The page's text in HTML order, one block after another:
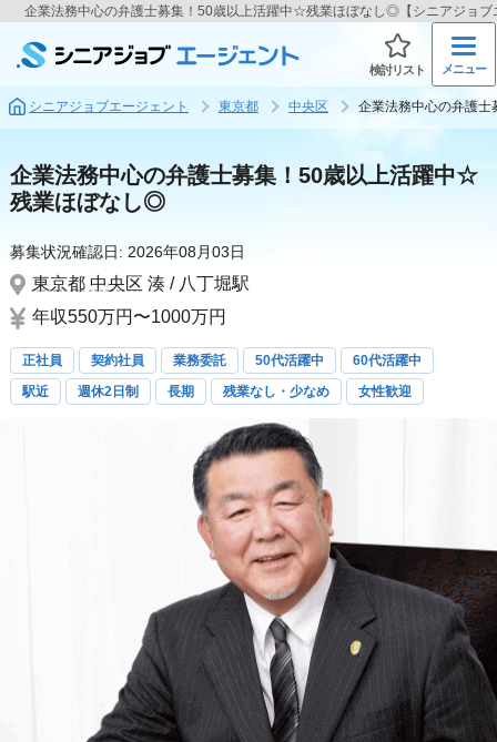
企業法務中心の弁護士募集！50歳以上活躍中☆残業ほぼなし◎【シニアジョブ
検討リスト メニュー
シニアジョブエージェント 東京都 中央区 企業法務中心の弁護
企業法務中心の弁護士募集！50歳以上活躍中☆
残業ほぼなし◎
募集状況確認日: 2026年08月03日
東京都 中央区 湊 / 八丁堀駅
年収550万円〜1000万円
正社員 契約社員 業務委託 50代活躍中
60代活躍中
駅近
週休2日制 長期 残業なし・少なめ 女性歓迎